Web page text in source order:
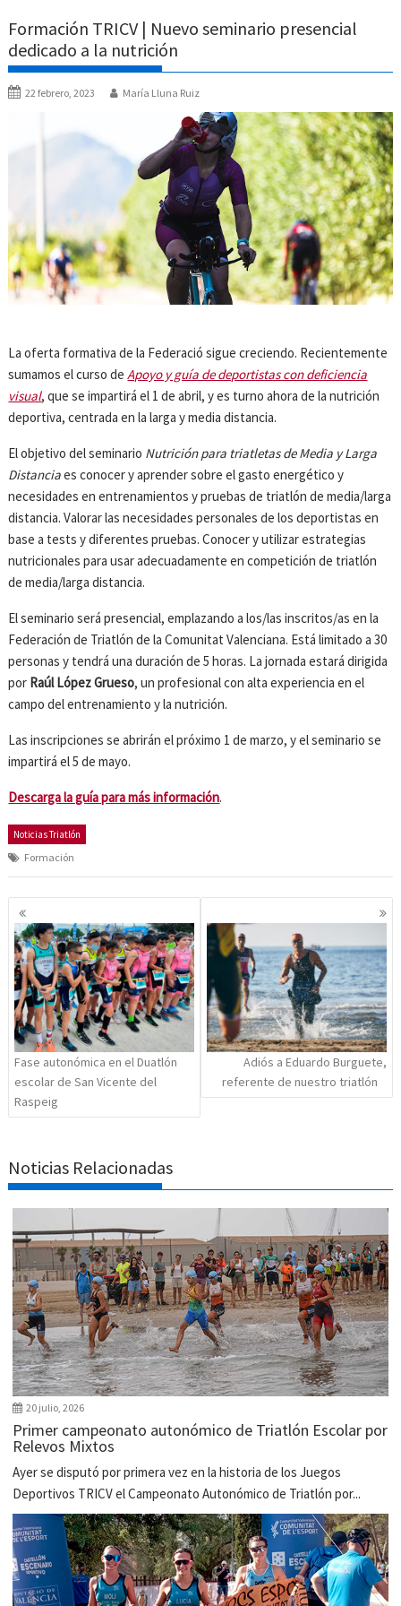
Formación TRICV | Nuevo seminario presencial
dedicado a la nutrición
22 febrero, 2023 María Lluna Ruiz
La oferta formativa de la Federació sigue creciendo. Recientemente
sumamos el curso deApoyo y guía de deportistas con deficiencia
visual, que se impartirá el 1 de abril, y es turno ahora de la nutrición
deportiva, centrada en la larga y media distancia.
El objetivo del seminario Nutrición para triatletas de Media y Larga
Distanciaes conocer y aprender sobre el gasto energético y
necesidades en entrenamientos y pruebas de triatlón de media/larga
distancia. Valorar las necesidades personales de los deportistas en
base a tests y diferentes pruebas. Conocer y utilizar estrategias
nutricionales para usar adecuadamente en competición de triatlón
de media/larga distancia.
El seminario será presencial, emplazando a los/las inscritos/as en la
Federación de Triatlón de la Comunitat Valenciana. Está limitado a 30
personas y tendrá una duración de 5 horas. La jornada estará dirigida
por Raúl López Grueso, un profesional con alta experiencia en el
campo del entrenamiento y la nutrición.
Las inscripciones se abrirán el próximo 1 de marzo, y el seminario se
impartirá el 5 de mayo.
Descarga la guía para más información.
Noticias Triatlón
Formación
Navegación
de
entradas
Fase autonómica en el Duatlón
escolar de San Vicente del
Raspeig
Adiós a Eduardo Burguete,
referente de nuestro triatlón
Noticias Relacionadas
20 julio, 2026
Primer campeonato autonómico de Triatlón Escolar por
Relevos Mixtos
Ayer se disputó por primera vez en la historia de los Juegos
Deportivos TRICV el Campeonato Autonómico de Triatlón por...